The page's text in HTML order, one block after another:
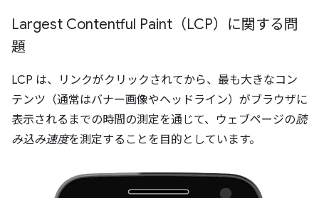
Largest Contentful Paint（LCP）に関する問
題
LCP は、リンクがクリックされてから、最も大きなコン
テンツ（通常はバナー画像やヘッドライン）がブラウザに
表示されるまでの時間の測定を通じて、ウェブページの読
み込み速度を測定することを目的としています。